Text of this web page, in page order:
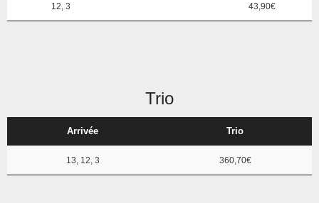
12, 3 43,90€
Trio
Arrivée Trio
13, 12, 3 360,70€